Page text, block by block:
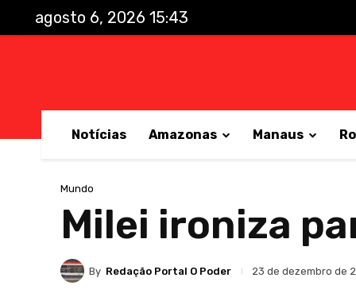
agosto 6, 2026 15:43
Notícias Amazonas Manaus
Mundo
Milei ironiza
By Redação Portal O Poder 23 de dezembro de